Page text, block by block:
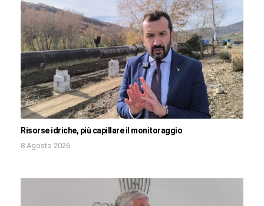
Risorse idriche, più capillare il monitoraggio
8 Agosto 2026